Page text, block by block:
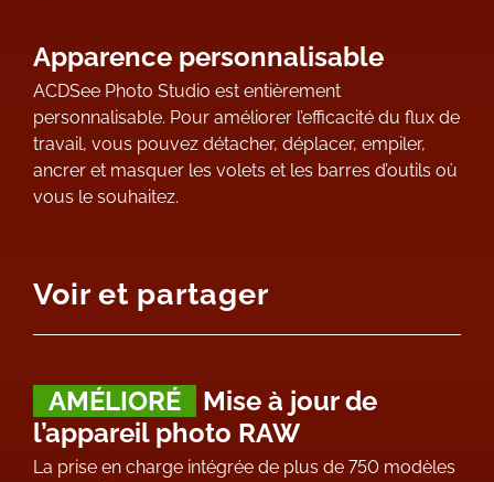
Apparence personnalisable
ACDSee Photo Studio est entièrement
personnalisable. Pour améliorer l’efficacité du flux de
travail, vous pouvez détacher, déplacer, empiler,
ancrer et masquer les volets et les barres d’outils où
vous le souhaitez.
Voir et partager
AMÉLIORÉ
Mise à jour de
l’appareil photo RAW
La prise en charge intégrée de plus de 750 modèles